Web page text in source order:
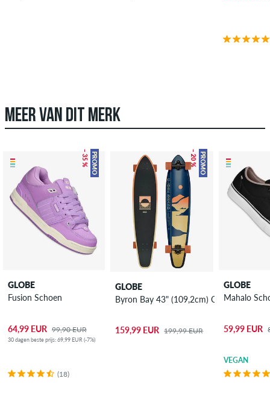
MEER VAN DIT MERK
PROMO
– 35 %
GLOBE
Fusion Schoen
64,99 EUR 99,90 EUR
30 dagen beste prijs: 69,99 EUR (-7%)
(18)
PROMO
– 20 %
GLOBE
Byron Bay 43" (109,2cm) Cruiser
159,99 EUR 199,99 EUR
GLOBE
Mahalo
59,99 EUR
VEGAN